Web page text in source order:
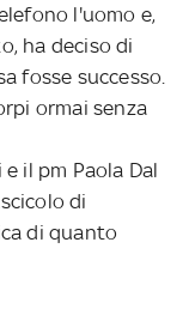
l'uomo e,
ha deciso di
fosse successo.
ormai senza
il pm Paola Dal
di
di quanto